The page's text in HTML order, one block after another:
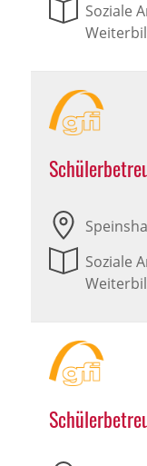
Soziale
Soziale